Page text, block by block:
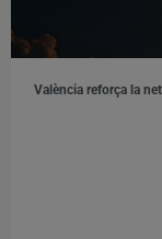
València reforça la